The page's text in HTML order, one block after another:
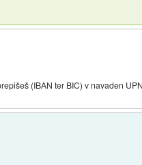
(IBAN ter BIC) v navaden